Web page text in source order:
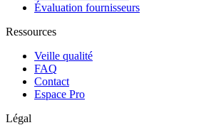
Évaluation fournisseurs
Ressources
Veille qualité
FAQ
Contact
Espace Pro
Légal